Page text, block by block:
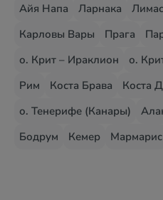
Айя Напа
Ларнака
Карловы Вары
Прага
о. Крит – Ираклион
о.
Рим
Коста Брава Коста
о. Тенерифе (Канары)
Бодрум
Кемер Мармарис